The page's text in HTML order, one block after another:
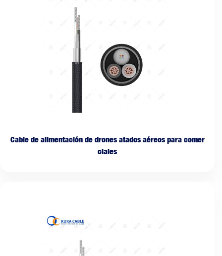
Cable de alimentación de drones atados aéreos para comer
ciales